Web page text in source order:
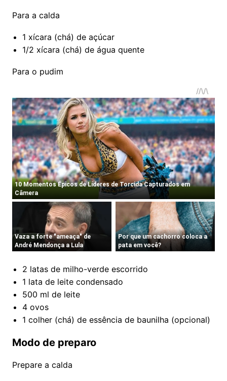
Para a calda
1 xícara (chá) de açúcar
1/2 xícara (chá) de água quente
Para o pudim
2 latas de milho-verde escorrido
1 lata de leite condensado
500 ml de leite
4 ovos
1 colher (chá) de essência de baunilha (opcional)
Modo de preparo
Prepare a calda